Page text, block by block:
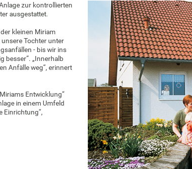
zur kontrollierten
ausgestattet.
kleinen Miriam
Tochter unter
- bis wir ins
besser“. „Innerhalb
Anfälle weg“, erinnert
Entwicklung“
in einem Umfeld
Einrichtung“,